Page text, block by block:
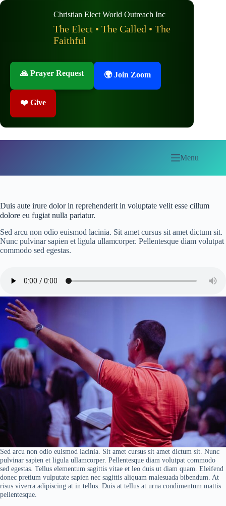
Skip
Christian Elect World Outreach Inc
The Elect • The Called • The
Faithful
🙏 Prayer Request 🌍 Join Zoom
❤️ Give
Menu
Duis aute irure dolor in reprehenderit in voluptate velit esse cillum
dolore eu fugiat nulla pariatur.
Sed arcu non odio euismod lacinia. Sit amet cursus sit amet dictum sit.
Nunc pulvinar sapien et ligula ullamcorper. Pellentesque diam volutpat
commodo sed egestas.
Sed arcu non odio euismod lacinia. Sit amet cursus sit amet dictum sit. Nunc
pulvinar sapien et ligula ullamcorper. Pellentesque diam volutpat commodo
sed egestas. Tellus elementum sagittis vitae et leo duis ut diam quam. Eleifend
donec pretium vulputate sapien nec sagittis aliquam malesuada bibendum. At
risus viverra adipiscing at in tellus. Duis at tellus at urna condimentum mattis
pellentesque.